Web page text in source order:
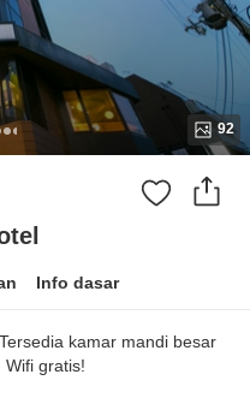
92
Info dasar
kamar mandi besar
gratis!